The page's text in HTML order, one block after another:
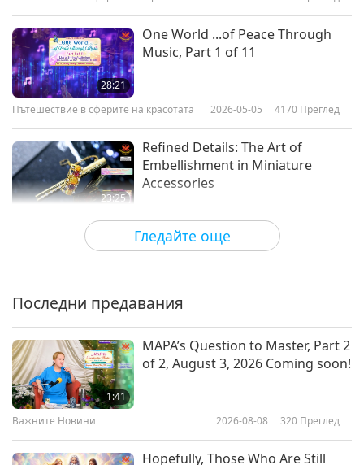
Гледайте още
28:21
One World ...of Peace Through
Music, Part 1 of 11
Пътешествие в сферите на красотата 2026-05-05 4170 Преглед
23:25
Refined Details: The Art of
Embellishment in Miniature
Accessories
Пътешествие в сферите на красотата 2026-04-16 3690
21:59
Spring’s Timeless Canvas: A
Последни предавания
1:41
MAPA’s Question to Master, Part 2
of 2, August 3, 2026 Coming soon!
Важните Новини 2026-08-08 320 Преглед
Hopefully, Those Who Are Still